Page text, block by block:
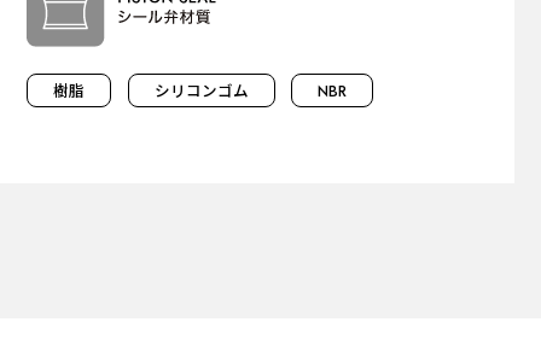
樹脂 シリコンゴム NBR